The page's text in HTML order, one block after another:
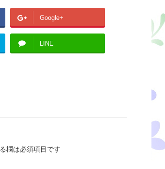
Google+
LINE
欄は必須項目です